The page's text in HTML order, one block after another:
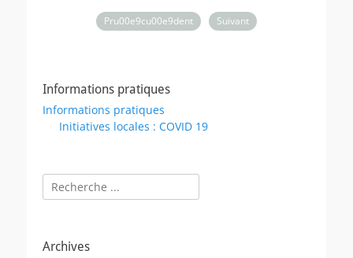
Pru00e9cu00e9dent Suivant
Informations pratiques
Informations pratiques
Initiatives locales : COVID 19
Rechercher :
Archives